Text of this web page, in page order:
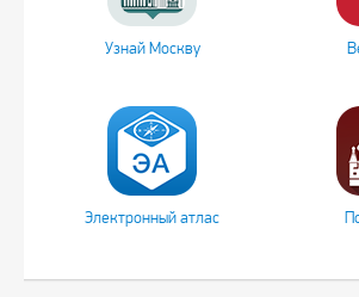
Узнай Москву
Электронный атлас